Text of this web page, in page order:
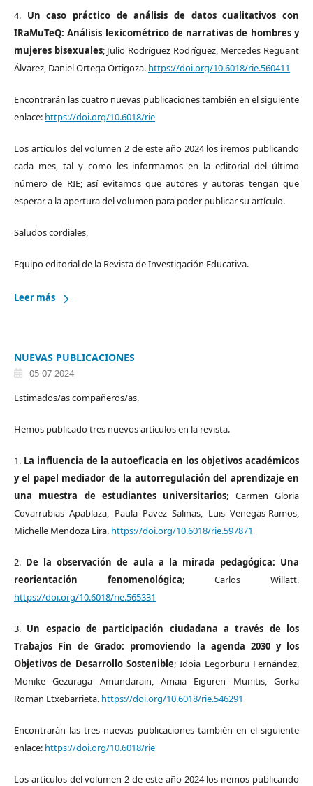
4. Un caso práctico de análisis de datos cualitativos con
IRaMuTeQ: Análisis lexicométrico de narrativas de hombres y
mujeres bisexuales; Julio Rodríguez Rodríguez, Mercedes Reguant
Álvarez, Daniel Ortega Ortigoza. https://doi.org/10.6018/rie.560411
Encontrarán las cuatro nuevas publicaciones también en el siguiente
enlace: https://doi.org/10.6018/rie
Los artículos del volumen 2 de este año 2024 los iremos publicando
cada mes, tal y como les informamos en la editorial del último
número de RIE; así evitamos que autores y autoras tengan que
esperar a la apertura del volumen para poder publicar su artículo.
Saludos cordiales,
Equipo editorial de la Revista de Investigación Educativa.
Leer más
NUEVAS PUBLICACIONES
05-07-2024
Estimados/as compañeros/as.
Hemos publicado tres nuevos artículos en la revista.
1. La influencia de la autoeficacia en los objetivos académicos
y el papel mediador de la autorregulación del aprendizaje en
una muestra de estudiantes universitarios; Carmen Gloria
Covarrubias Apablaza, Paula Pavez Salinas, Luis Venegas-Ramos,
Michelle Mendoza Lira. https://doi.org/10.6018/rie.597871
2. De la observación de aula a la mirada pedagógica: Una
reorientación fenomenológica; Carlos Willatt.
https://doi.org/10.6018/rie.565331
3. Un espacio de participación ciudadana a través de los
Trabajos Fin de Grado: promoviendo la agenda 2030 y los
Objetivos de Desarrollo Sostenible; Idoia Legorburu Fernández,
Monike Gezuraga Amundarain, Amaia Eiguren Munitis, Gorka
Roman Etxebarrieta. https://doi.org/10.6018/rie.546291
Encontrarán las tres nuevas publicaciones también en el siguiente
enlace: https://doi.org/10.6018/rie
Los artículos del volumen 2 de este año 2024 los iremos publicando